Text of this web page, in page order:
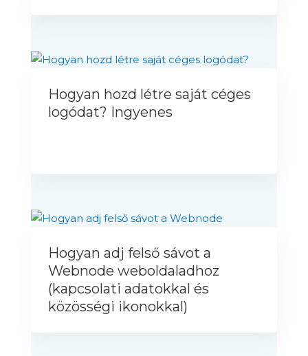
Hogyan hozd létre saját céges
logódat? Ingyenes
Hogyan adj felső sávot a
Webnode weboldaladhoz
(kapcsolati adatokkal és
közösségi ikonokkal)